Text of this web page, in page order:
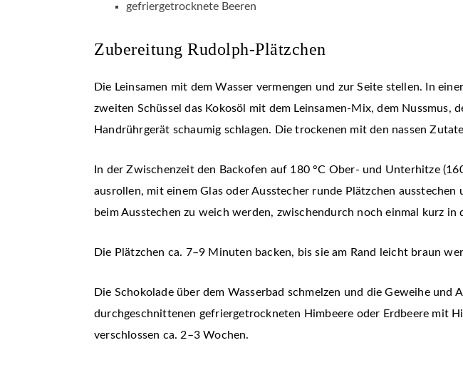
gefriergetrocknete Beeren
Zubereitung Rudolph-Plätzchen
Die Leinsamen mit dem Wasser vermengen und zur Seite stellen. In
zweiten Schüssel das Kokosöl mit dem Leinsamen-Mix, dem
Handrührgerät schaumig schlagen. Die trockenen mit den nassen
In der Zwischenzeit den Backofen auf 180 °C Ober- und Unterhitze
ausrollen, mit einem Glas oder Ausstecher runde Plätzchen
beim Ausstechen zu weich werden, zwischendurch noch einmal kurz in
Die Plätzchen ca. 7–9 Minuten backen, bis sie am Rand leicht braun
Die Schokolade über dem Wasserbad schmelzen und die Geweihe
durchgeschnittenen gefriergetrockneten Himbeere oder Erdbeere mit
verschlossen ca. 2–3 Wochen.